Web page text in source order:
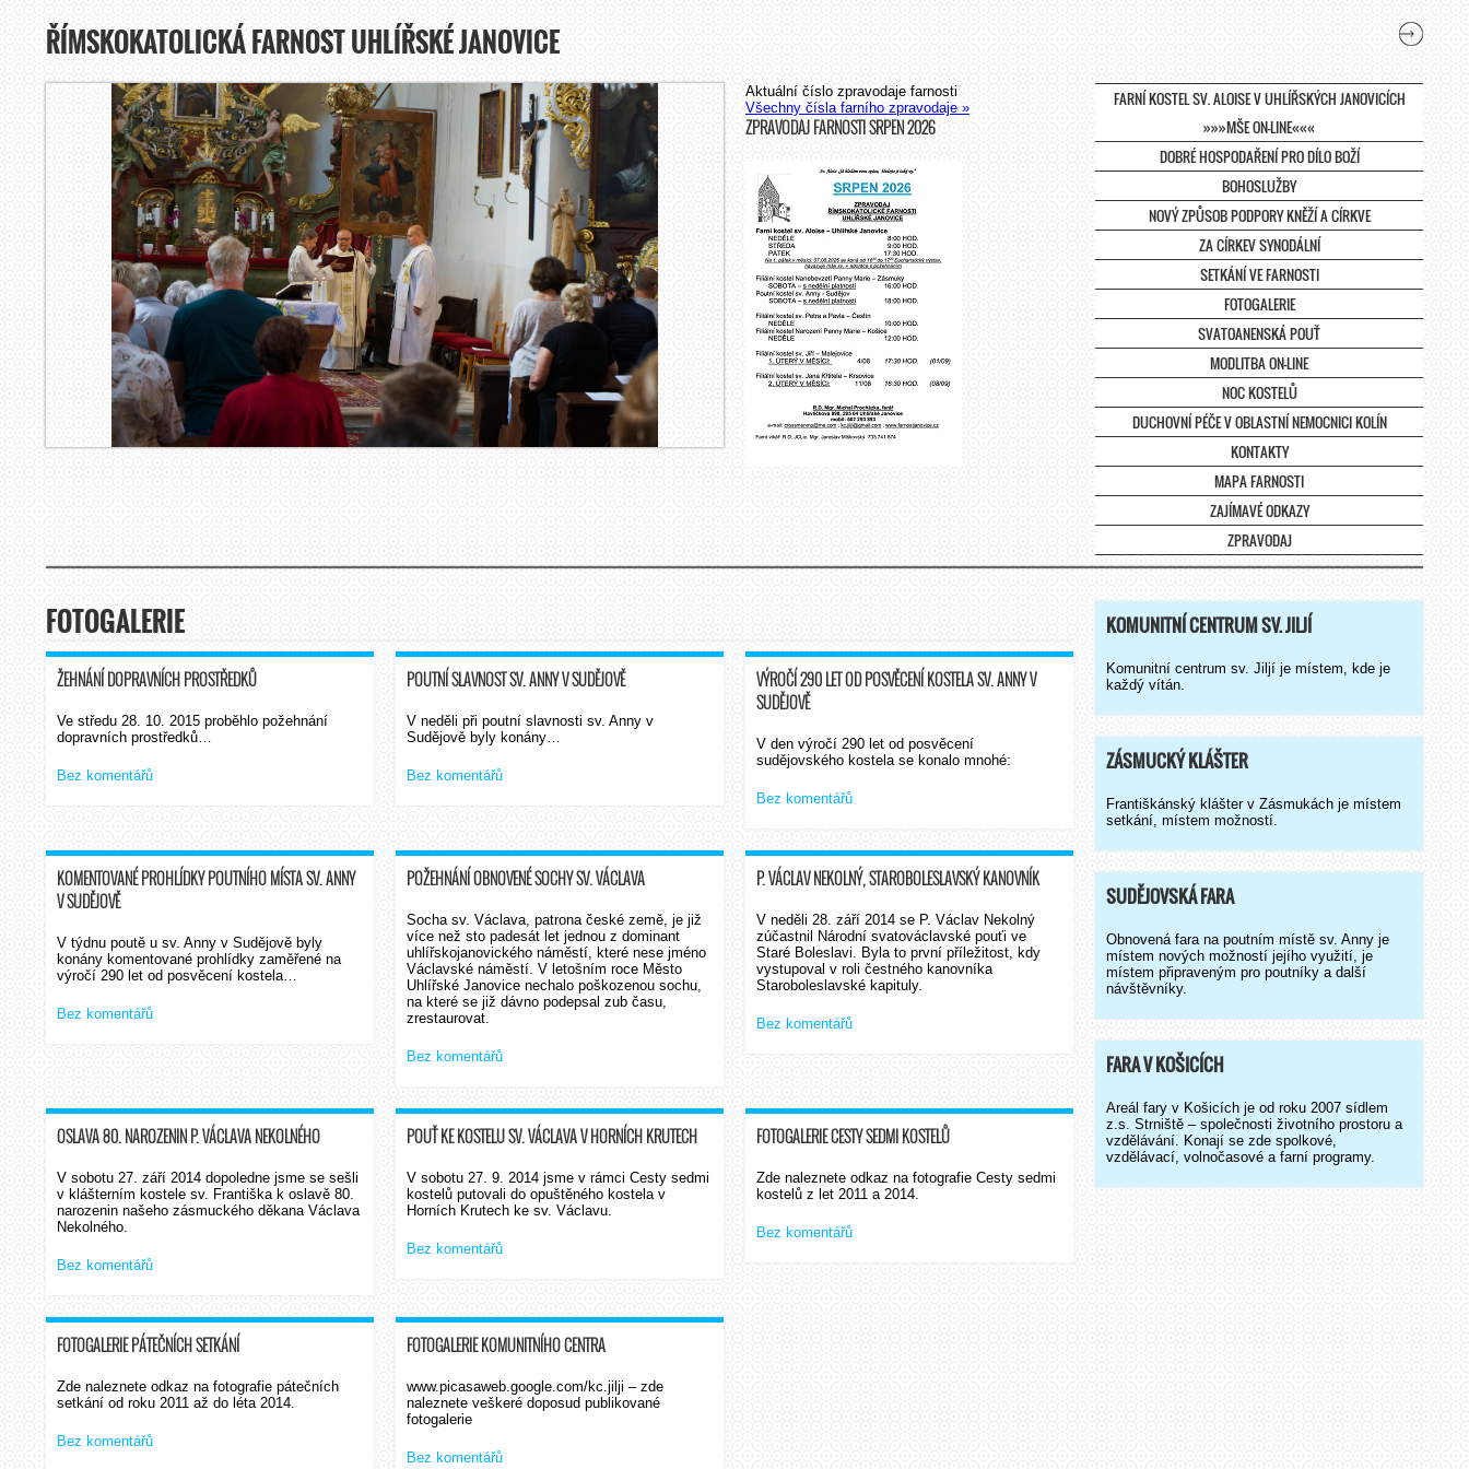
ŘÍMSKOKATOLICKÁ FARNOST UHLÍŘSKÉ JANOVICE
Aktuální číslo zpravodaje farnosti
Všechny čísla farního zpravodaje »
ZPRAVODAJ FARNOSTI SRPEN 2026
FARNÍ KOSTEL SV. ALOISE V UHLÍŘSKÝCH JANOVICÍCH
»»»MŠE ON-LINE«««
DOBRÉ HOSPODAŘENÍ PRO DÍLO BOŽÍ
BOHOSLUŽBY
NOVÝ ZPŮSOB PODPORY KNĚŽÍ A CÍRKVE
ZA CÍRKEV SYNODÁLNÍ
SETKÁNÍ VE FARNOSTI
FOTOGALERIE
SVATOANENSKÁ POUŤ
MODLITBA ON-LINE
NOC KOSTELŮ
DUCHOVNÍ PÉČE V OBLASTNÍ NEMOCNICI KOLÍN
KONTAKTY
MAPA FARNOSTI
ZAJÍMAVÉ ODKAZY
ZPRAVODAJ
FOTOGALERIE
ŽEHNÁNÍ DOPRAVNÍCH PROSTŘEDKŮ
Ve středu 28. 10. 2015 proběhlo požehnání
dopravních prostředků…
Bez komentářů
POUTNÍ SLAVNOST SV. ANNY V SUDĚJOVĚ
V neděli při poutní slavnosti sv. Anny v
Sudějově byly konány…
Bez komentářů
VÝROČÍ 290 LET OD POSVĚCENÍ KOSTELA SV. ANNY V
SUDĚJOVĚ
V den výročí 290 let od posvěcení
sudějovského kostela se konalo mnohé:
Bez komentářů
KOMENTOVANÉ PROHLÍDKY POUTNÍHO MÍSTA SV. ANNY
V SUDĚJOVĚ
V týdnu poutě u sv. Anny v Sudějově byly
konány komentované prohlídky zaměřené na
výročí 290 let od posvěcení kostela…
Bez komentářů
POŽEHNÁNÍ OBNOVENÉ SOCHY SV. VÁCLAVA
Socha sv. Václava, patrona české země, je již
více než sto padesát let jednou z dominant
uhlířskojanovického náměstí, které nese jméno
Václavské náměstí. V letošním roce Město
Uhlířské Janovice nechalo poškozenou sochu,
na které se již dávno podepsal zub času,
zrestaurovat.
Bez komentářů
P. VÁCLAV NEKOLNÝ, STAROBOLESLAVSKÝ KANOVNÍK
V neděli 28. září 2014 se P. Václav Nekolný
zúčastnil Národní svatováclavské pouťi ve
Staré Boleslavi. Byla to první příležitost, kdy
vystupoval v roli čestného kanovníka
Staroboleslavské kapituly.
Bez komentářů
OSLAVA 80. NAROZENIN P. VÁCLAVA NEKOLNÉHO
V sobotu 27. září 2014 dopoledne jsme se sešli
v klášterním kostele sv. Františka k oslavě 80.
narozenin našeho zásmuckého děkana Václava
Nekolného.
Bez komentářů
POUŤ KE KOSTELU SV. VÁCLAVA V HORNÍCH KRUTECH
V sobotu 27. 9. 2014 jsme v rámci Cesty sedmi
kostelů putovali do opuštěného kostela v
Horních Krutech ke sv. Václavu.
Bez komentářů
FOTOGALERIE CESTY SEDMI KOSTELŮ
Zde naleznete odkaz na fotografie Cesty sedmi
kostelů z let 2011 a 2014.
Bez komentářů
FOTOGALERIE PÁTEČNÍCH SETKÁNÍ
Zde naleznete odkaz na fotografie pátečních
setkání od roku 2011 až do léta 2014.
Bez komentářů
FOTOGALERIE KOMUNITNÍHO CENTRA
www.picasaweb.google.com/kc.jilji – zde
naleznete veškeré doposud publikované
fotogalerie
Bez komentářů
KOMUNITNÍ CENTRUM SV. JILJÍ
Komunitní centrum sv. Jiljí je místem, kde je
každý vítán.
ZÁSMUCKÝ KLÁŠTER
Františkánský klášter v Zásmukách je místem
setkání, místem možností.
SUDĚJOVSKÁ FARA
Obnovená fara na poutním místě sv. Anny je
místem nových možností jejího využití, je
místem připraveným pro poutníky a další
návštěvníky.
FARA V KOŠICÍCH
Areál fary v Košicích je od roku 2007 sídlem
z.s. Strniště – společnosti životního prostoru a
vzdělávání. Konají se zde spolkové,
vzdělávací, volnočasové a farní programy.